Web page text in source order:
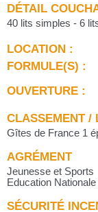
DÉTAIL
40 lits simples - 6
LOCATION :
FORMULE(S) :
OUVERTURE :
CLASSEMENT /
Gîtes de France 1
AGRÉMENT
Jeunesse et Sports
Education Nationale
SÉCURITÉ